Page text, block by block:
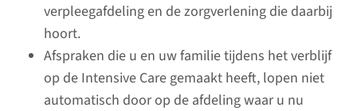
verpleegafdeling en de zorgverlening die daarbij
hoort.
Afspraken die u en uw familie tijdens het verblijf
op de Intensive Care gemaakt heeft, lopen niet
automatisch door op de afdeling waar u nu